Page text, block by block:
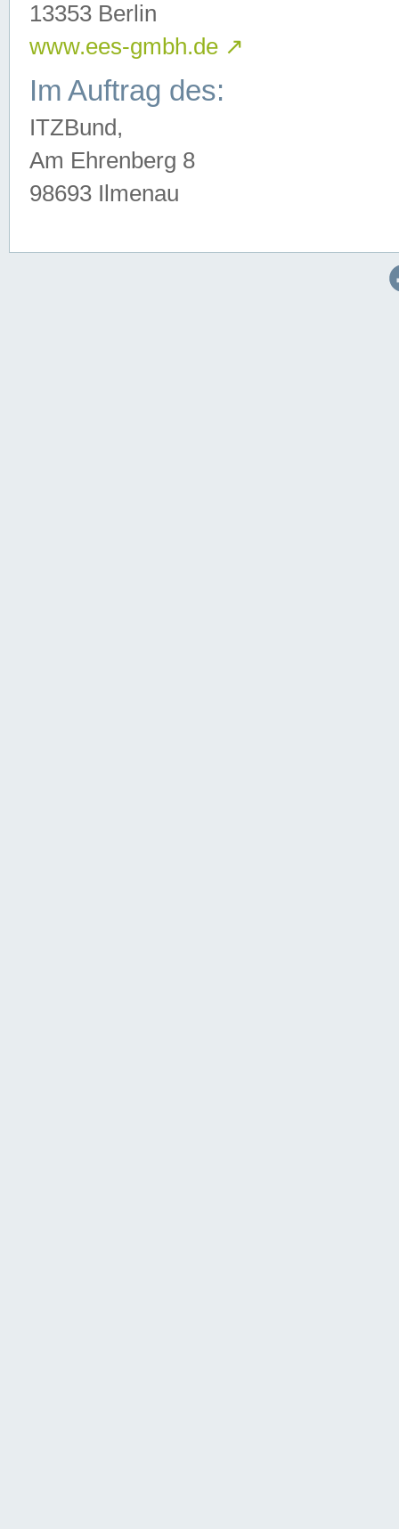
13353 Berlin
www.ees-gmbh.de ↗
Im Auftrag des:
ITZBund,
Am Ehrenberg 8
98693 Ilmenau